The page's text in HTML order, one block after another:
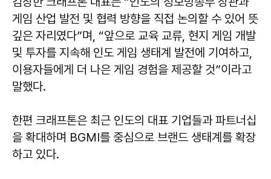
게임 산업 발전 및 협력 방향을 직접 논의할 수 있어 뜻
깊은 자리였다”며, “앞으로 교육 교류, 현지 게임 개발
및 투자를 지속해 인도 게임 생태계 발전에 기여하고,
이용자들에게 더 나은 게임 경험을 제공할 것”이라고
말했다.
한편 크래프톤은 최근 인도의 대표 기업들과 파트너십
을 확대하며 BGMI를 중심으로 브랜드 생태계를 확장
하고 있다.